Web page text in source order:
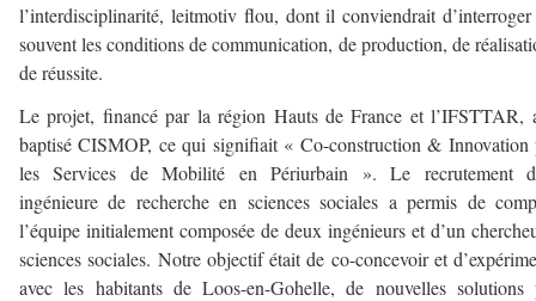
l’interdisciplinarité, leitmotiv flou, dont il conviendrait
souvent les conditions de communication, de production, de
de réussite.
Le projet, financé par la région Hauts de France et l’IFSTTAR,
baptisé CISMOP, ce qui signifiait « Co-construction & Innovation
les Services de Mobilité en Périurbain ». Le recrutement
ingénieure de recherche en sciences sociales a permis de
l’équipe initialement composée de deux ingénieurs et d’un
sciences sociales. Notre objectif était de co-concevoir et
avec les habitants de Loos-en-Gohelle, de nouvelles solutions